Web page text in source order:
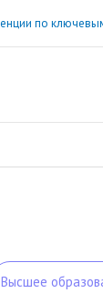
по
Высшее